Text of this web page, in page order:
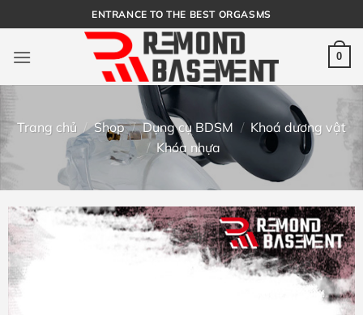
qua
nội
ENTRANCE TO THE BEST ORGASMS
0
Trang chủ / Shop / Dụng cụ BDSM / Khoá dương vật
/ Khóa nhựa